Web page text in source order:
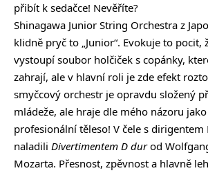
přibít k sedačce! Nevěříte?
Shinagawa Junior String Orchestra z
klidně pryč to „Junior“. Evokuje to pocit,
vystoupí soubor holčiček s copánky,
zahrají, ale v hlavní roli je zde efekt
smyčcový orchestr je opravdu složený
mládeže, ale hraje dle mého názoru
profesionální těleso! V čele s dirigentem
naladili Divertimentem D durod
Mozarta. Přesnost, zpěvnost a hlavně